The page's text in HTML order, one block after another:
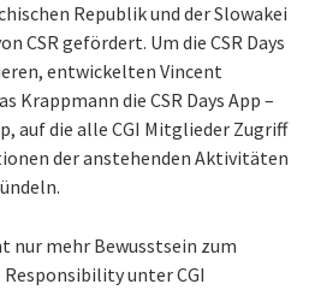
Republik und der Slowakei
CSR gefördert. Um die CSR Days
entwickelten Vincent
Krappmann die CSR Days App –
auf die alle CGI Mitglieder Zugriff
der anstehenden Aktivitäten
nur mehr Bewusstsein zum
unter CGI